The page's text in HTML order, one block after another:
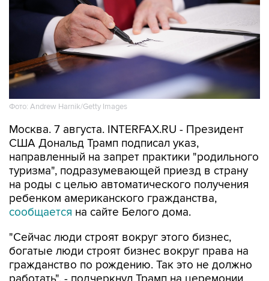
Фото: Andrew Harnik/Getty Images
Москва. 7 августа. INTERFAX.RU - Президент
США Дональд Трамп подписал указ,
направленный на запрет практики "родильного
туризма", подразумевающей приезд в страну
на роды с целью автоматического получения
ребенком американского гражданства,
сообщается на сайте Белого дома.
"Сейчас люди строят вокруг этого бизнес,
богатые люди строят бизнес вокруг права на
гражданство по рождению. Так это не должно